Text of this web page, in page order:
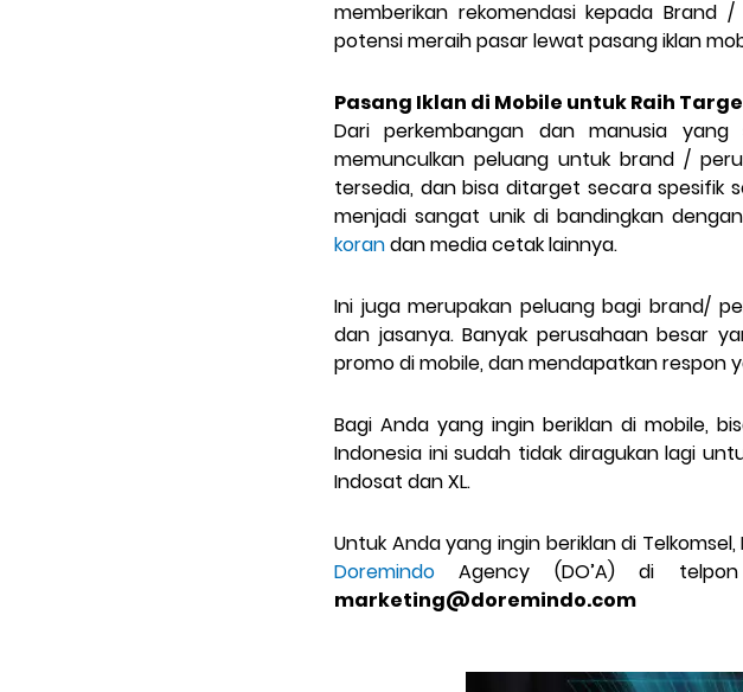
memberikan rekomendasi kepada
potensi meraih pasar lewat pasang iklan
Pasang Iklan di Mobile untuk Raih
Dari perkembangan dan manusia
memunculkan peluang untuk brand /
tersedia, dan bisa ditarget secara spesifik
menjadi sangat unik di bandingkan
korandan media cetak lainnya.
Ini juga merupakan peluang bagi brand/
dan jasanya. Banyak perusahaan besar
promo di mobile, dan mendapatkan respon
Bagi Anda yang ingin beriklan di mobile,
Indonesia ini sudah tidak diragukan lagi
Indosat dan XL.
Untuk Anda yang ingin beriklan di
Doremindo Agency (DO’A) di
marketing@doremindo.com